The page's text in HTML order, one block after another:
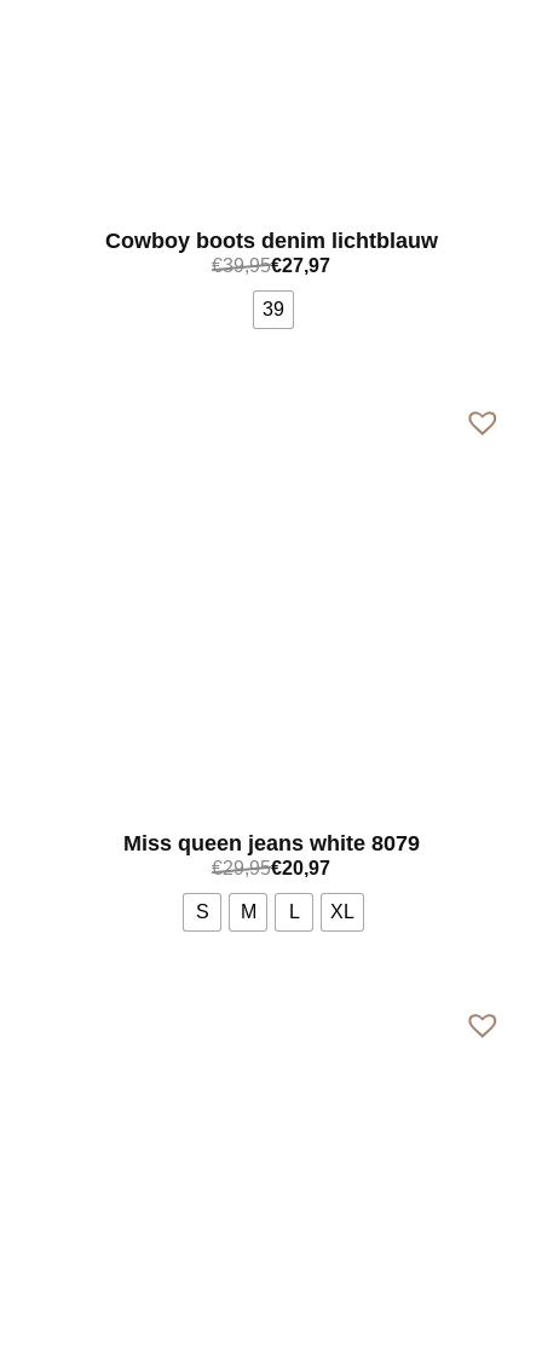
Cowboy boots denim lichtblauw
€39,95€27,97
39
Miss queen jeans white 8079
€29,95€20,97
S M L XL